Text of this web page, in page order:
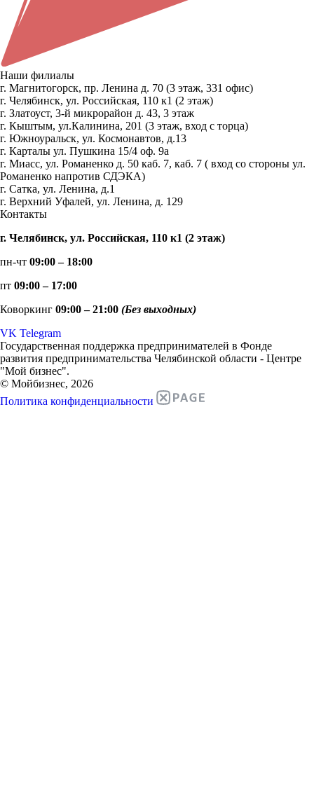
Наши филиалы
г. Магнитогорск, пр. Ленина д. 70 (3 этаж, 331 офис)
г. Челябинск, ул. Российская, 110 к1 (2 этаж)
г. Златоуст, 3-й микрорайон д. 43, 3 этаж
г. Кыштым, ул.Калинина, 201 (3 этаж, вход с торца)
г. Южноуральск, ул. Космонавтов, д.13
г. Карталы ул. Пушкина 15/4 оф. 9а
г. Миасс, ул. Романенко д. 50 каб. 7, каб. 7 ( вход со стороны ул.
Романенко напротив СДЭКА)
г. Сатка, ул. Ленина, д.1
г. Верхний Уфалей, ул. Ленина, д. 129
Контакты
г. Челябинск, ул. Российская, 110 к1 (2 этаж)
пн-чт 09:00 – 18:00
пт 09:00 – 17:00
Коворкинг 09:00 – 21:00 (Без выходных)
VK Telegram
Государственная поддержка предпринимателей в Фонде
развития предпринимательства Челябинской области - Центре
"Мой бизнес".
© Мойбизнес, 2026
Политика конфиденциальности